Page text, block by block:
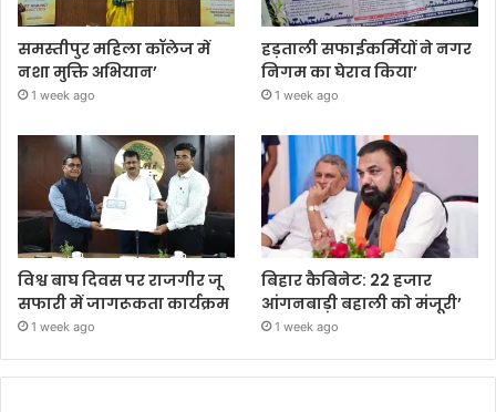
समस्तीपुर महिला कॉलेज में
नशा मुक्ति अभियान’
1 week ago
हड़ताली सफाईकर्मियों ने नगर
निगम का घेराव किया’
1 week ago
विश्व बाघ दिवस पर राजगीर जू
सफारी में जागरूकता कार्यक्रम
1 week ago
बिहार कैबिनेट: 22 हजार
आंगनबाड़ी बहाली को मंजूरी’
1 week ago